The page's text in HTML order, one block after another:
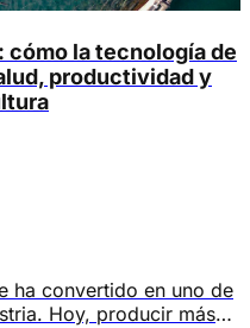
cómo la tecnología de
productividad y
ha convertido en uno de
Hoy, producir más